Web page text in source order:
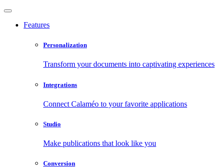
Features
Personalization
Transform your documents into captivating experiences
Integrations
Connect Calaméo to your favorite applications
Studio
Make publications that look like you
Conversion